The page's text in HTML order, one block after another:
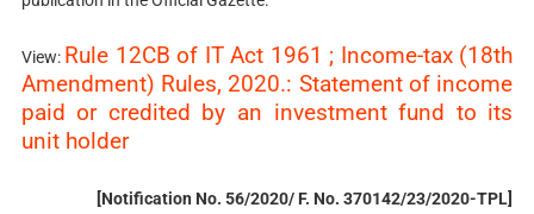
View: Rule 12CB of IT Act 1961 ; Income-tax (18th
Amendment) Rules, 2020.: Statement of income
paid or credited by an investment fund to its
unit holder
[Notification No. 56/2020/ F. No. 370142/23/2020-TPL]